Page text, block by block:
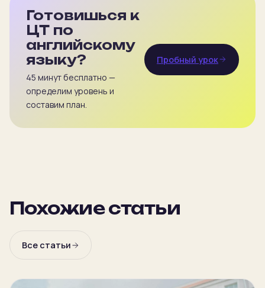
Готовишься к
ЦТ по
английскому
языку?
45 минут бесплатно —
определим уровень и
составим план.
Пробный урок
Похожие статьи
Все статьи